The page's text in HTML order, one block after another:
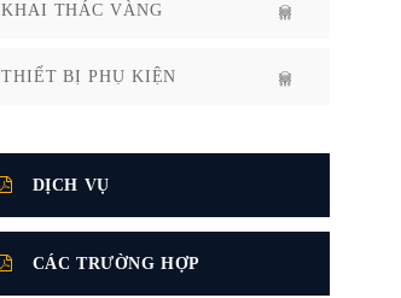
KHAI THÁC VÀNG
THIẾT BỊ PHỤ KIỆN
DỊCH VỤ
CÁC TRƯỜNG HỢP